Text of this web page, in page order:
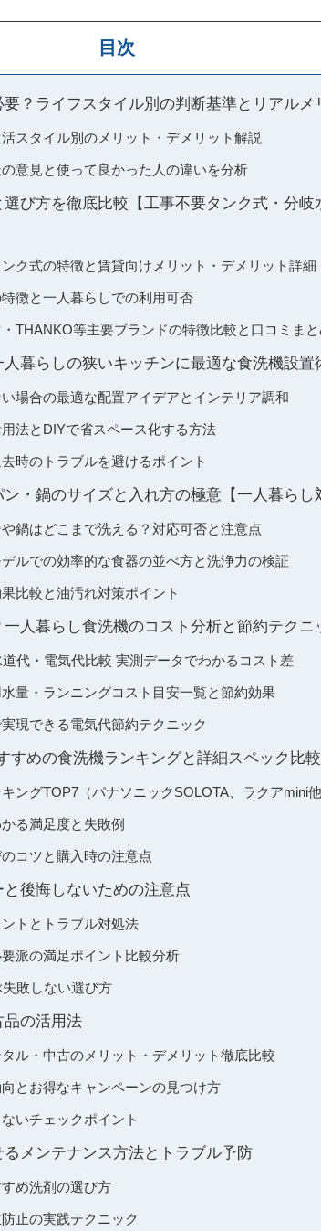
目次
？ライフスタイル別の判断基準とリアルメ
スタイル別のメリット・デメリット解説
意見と使って良かった人の違いを分析
び方を徹底比較【工事不要タンク式・分岐
ク式の特徴と賃貸向けメリット・デメリット詳細
徴と一人暮らしでの利用可否
THANKO等主要ブランドの特徴比較と口コミま
暮らしの狭いキッチンに最適な食洗機設置
場合の最適な配置アイデアとインテリア調和
法とDIYで省スペース化する方法
時のトラブルを避けるポイント
・鍋のサイズと入れ方の極意【一人暮らし
鍋はどこまで洗える？対応可否と注意点
ルでの効率的な食器の並べ方と洗浄力の検証
比較と油汚れ対策ポイント
人暮らし食洗機のコスト分析と節約テクニ
代・電気代比較 実測データでわかるコスト差
量・ランニングコスト目安一覧と節約効果
現できる電気代節約テクニック
すめの食洗機ランキングと詳細スペック比較
ングTOP7（パナソニックSOLOTA、ラクアmini
る満足度と失敗例
コツと購入時の注意点
後悔しないための注意点
トとトラブル対処法
派の満足ポイント比較分析
敗しない選び方
品の活用法
ル・中古のメリット・デメリット徹底比較
とお得なキャンペーンの見つけ方
いチェックポイント
メンテナンス方法とトラブル予防
め洗剤の選び方
止の実践テクニック